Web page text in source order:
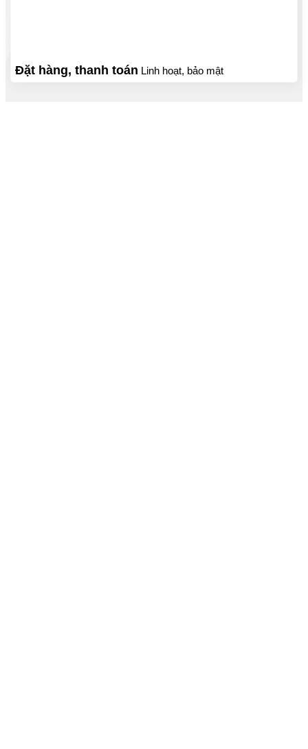
Đặt hàng, thanh toán Linh hoạt, bảo mật